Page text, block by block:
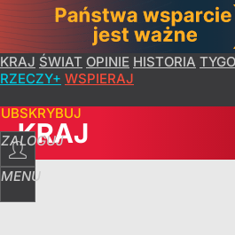
KRAJ ŚWIAT OPINIE HISTORIA
RZECZY+ WSPIERAJ
ZALOGUJ
MENU
KRAJ